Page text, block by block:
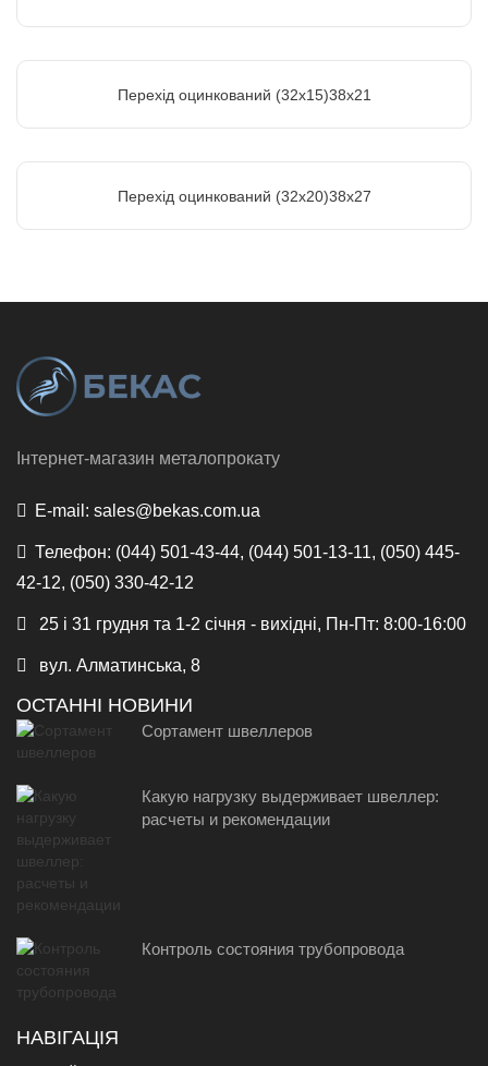
Перехід оцинкований (32х15)38х21
Перехід оцинкований (32х20)38х27
Інтернет-магазин металопрокату
E-mail: sales@bekas.com.ua
Телефон: (044) 501-43-44, (044) 501-13-11, (050) 445-
42-12, (050) 330-42-12
25 і 31 грудня та 1-2 січня - вихідні, Пн-Пт: 8:00-16:00
вул. Алматинська, 8
ОСТАННІ НОВИНИ
Сортамент швеллеров
Какую нагрузку выдерживает швеллер:
расчеты и рекомендации
Контроль состояния трубопровода
НАВІГАЦІЯ